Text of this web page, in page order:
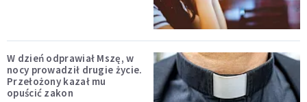
W dzień odprawiał Mszę, w
nocy prowadził drugie życie.
Przełożony kazał mu
opuścić zakon